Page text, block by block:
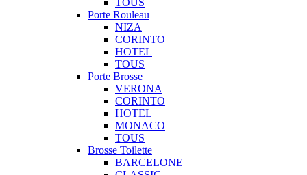
TOUS
Porte Rouleau
NIZA
CORINTO
HOTEL
TOUS
Porte Brosse
VERONA
CORINTO
HOTEL
MONACO
TOUS
Brosse Toilette
BARCELONE